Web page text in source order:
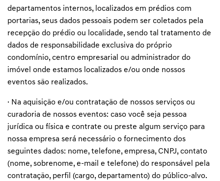
departamentos internos, localizados em prédios com
portarias, seus dados pessoais podem ser coletados pela
recepção do prédio ou localidade, sendo tal tratamento de
dados de responsabilidade exclusiva do próprio
condomínio, centro empresarial ou administrador do
imóvel onde estamos localizados e/ou onde nossos
eventos são realizados.
· Na aquisição e/ou contratação de nossos serviços ou
curadoria de nossos eventos: caso você seja pessoa
jurídica ou física e contrate ou preste algum serviço para
nossa empresa será necessário o fornecimento dos
seguintes dados: nome, telefone, empresa, CNPJ, contato
(nome, sobrenome, e-mail e telefone) do responsável pela
contratação, perfil (cargo, departamento) do público-alvo.